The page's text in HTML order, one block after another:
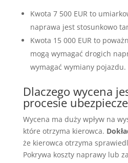
Kwota 7 500 EUR to
naprawa jest stosunkowo
Kwota 15 000 EUR to
mogą wymagać drogich
wymagać wymiany pojazdu.
Dlaczego wycena
procesie
Wycena ma duży wpływ na
które otrzyma kierowca.
że kierowca otrzyma
Pokrywa koszty naprawy lub